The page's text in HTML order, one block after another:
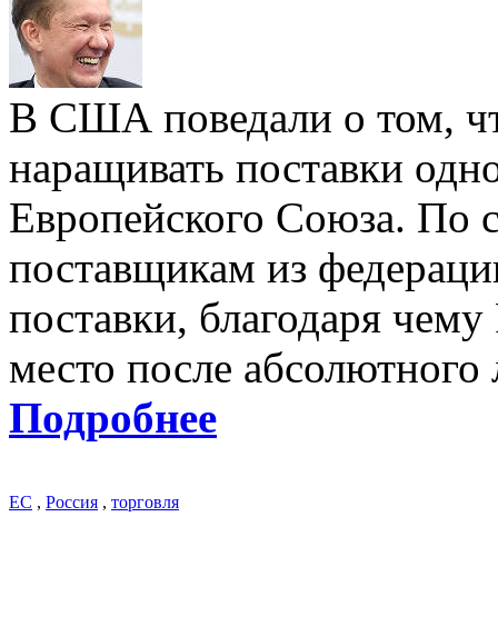
В США поведали о том,
наращивать поставки
Европейского Союза. По
поставщикам из
поставки, благодаря
место после абсолютного
Подробнее
ЕС , Россия , торговля